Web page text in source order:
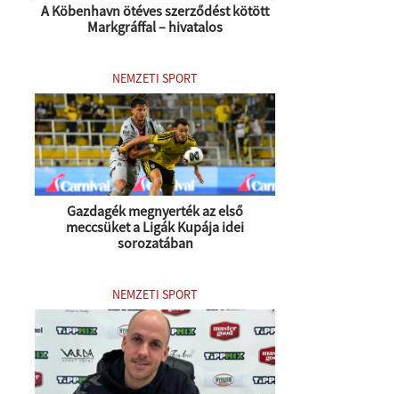
A Köbenhavn ötéves szerződést kötött
Markgráffal – hivatalos
NEMZETI SPORT
Gazdagék megnyerték az első
meccsüket a Ligák Kupája idei
sorozatában
NEMZETI SPORT